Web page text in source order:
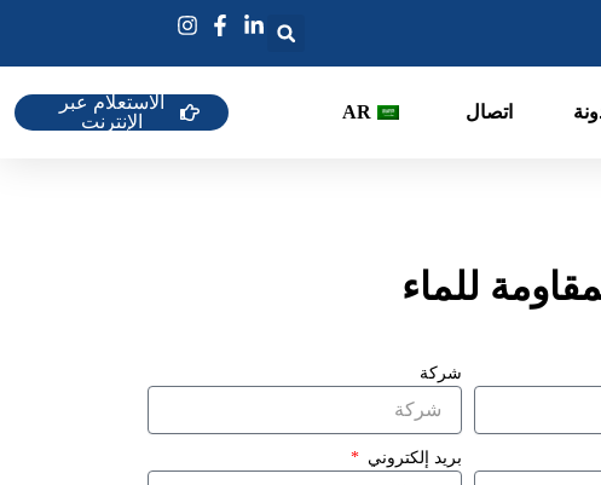
اتصال AR
الاستعلام عبر
الإنترنت
للماء
شركة
بريد إلكتروني